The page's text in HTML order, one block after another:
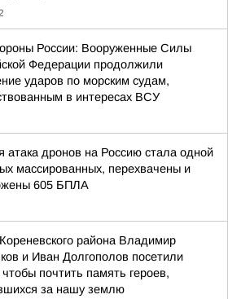
России: Вооруженные Силы
Федерации продолжили
ударов по морским судам,
в интересах ВСУ
атака дронов на Россию стала одной
массированных, перехвачены и
605 БПЛА
района Владимир
и Иван Долгополов посетили
почтить память героев,
за нашу землю